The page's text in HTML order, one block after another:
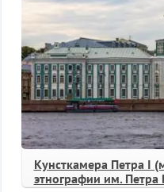
Кунсткамера Петра I
этнографии им. Петра